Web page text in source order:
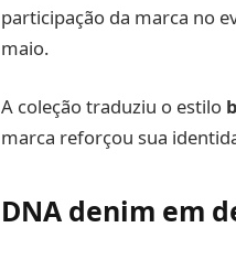
participação da marca no
maio.
A coleção traduziu o estilo
marca reforçou sua
DNA denim em